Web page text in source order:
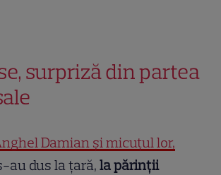
surpriză din partea
Damian și micuțul lor,
au dus la țară,la părinții